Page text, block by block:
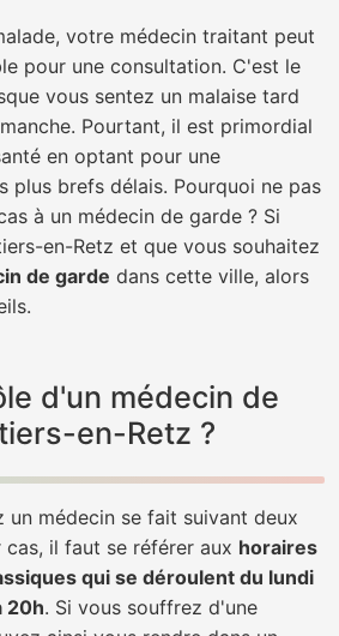
votre médecin traitant peut
pour une consultation. C'est le
vous sentez un malaise tard
Pourtant, il est primordial
en optant pour une
plus brefs délais. Pourquoi ne pas
à un médecin de garde ? Si
en-Retz et que vous souhaitez
de garde dans cette ville, alors
d'un médecin de
en-Retz ?
un médecin se fait suivant deux
cas, il faut se référer aux horaires
qui se déroulent du lundi
20h. Si vous souffrez d'une